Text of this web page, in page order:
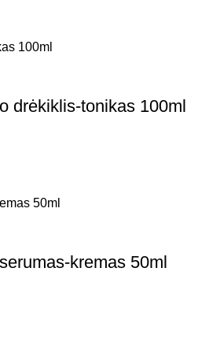
drėkiklis-tonikas 100ml
kremas 50ml